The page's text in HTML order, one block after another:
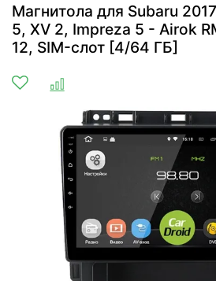
Магнитола для Subaru
5, XV 2, Impreza 5 - Airok
12, SIM-слот [4/64 ГБ]